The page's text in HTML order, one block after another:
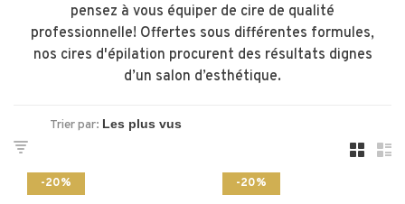
pensez à vous équiper de cire de qualité
professionnelle! Offertes sous différentes formules,
nos cires d'épilation procurent des résultats dignes
d’un salon d’esthétique.
Trier par:
-20% -20%